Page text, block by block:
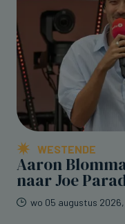
WESTENDE
Aaron
naar Joe
wo 05 augustus